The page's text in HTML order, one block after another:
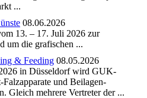
...
08.06.2026
13. – 17. Juli 2026 zur
um die grafischen ...
& Feeding 08.05.2026
in Düsseldorf wird GUK-
Falzapparate und Beilagen-
Gleich mehrere Vertreter der ...